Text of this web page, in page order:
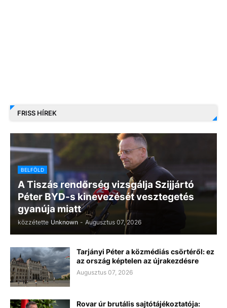
FRISS HÍREK
BELFÖLD
A Tiszás rendőrség vizsgálja Szijjártó
Péter BYD-s kinevezését vesztegetés
gyanúja miatt
közzétette Unknown - Augusztus 07, 2026
Tarjányi Péter a közmédiás csörtéről: ez
az ország képtelen az újrakezdésre
Augusztus 07, 2026
Rovar úr brutális sajtótájékoztatója: